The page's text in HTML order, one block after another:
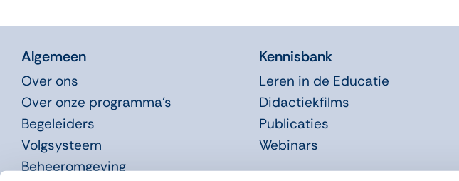
Algemeen
Over ons
Over onze programma’s
Begeleiders
Volgsysteem
Beheeromgeving
Kennisbank
Leren in de Educatie
Didactiekfilms
Publicaties
Webinars